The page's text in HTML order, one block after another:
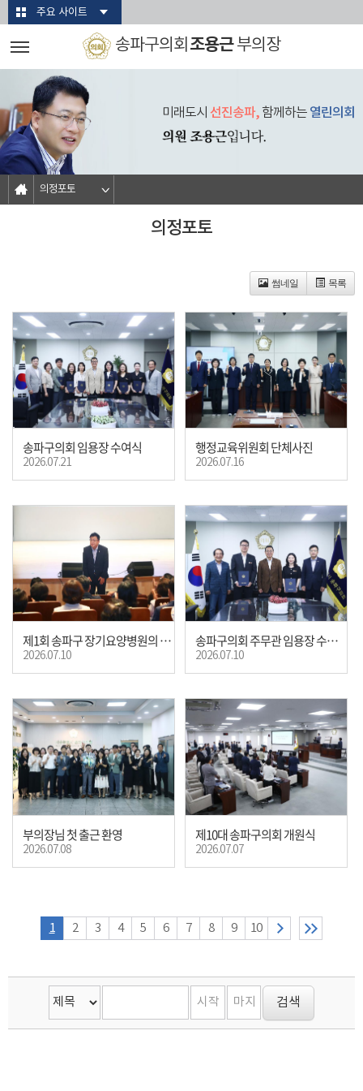
본문바로가기주요 사이트
송파구의회 조용근부의장
미래도시 선진송파, 함께하는 열린의회
의정포토
의정포토
썸네일 목록
송파구의회 임용장 수여식
2026.07.21
행정교육위원회 단체사진
2026.07.16
제1회 송파구 장기요양병원의 날 기념행사
2026.07.10
송파구의회 주무관 임용장 수여식
2026.07.10
부의장님 첫 출근 환영
2026.07.08
제10대 송파구의회 개원식
2026.07.07
1 2 3 4 5 6 7 8 9 10